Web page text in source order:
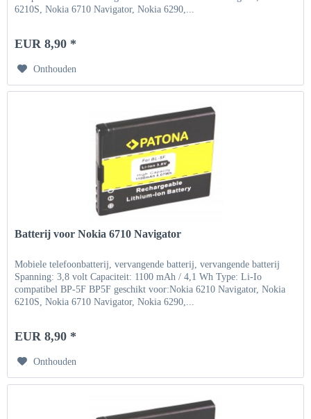
6210S, Nokia 6710 Navigator, Nokia 6290,...
EUR 8,90 *
Onthouden
Batterij voor Nokia 6710 Navigator
Mobiele telefoonbatterij, vervangende batterij, vervangende batterij
Spanning: 3,8 volt Capaciteit: 1100 mAh / 4,1 Wh Type: Li-Io
compatibel BP-5F BP5F geschikt voor:Nokia 6210 Navigator, Nokia
6210S, Nokia 6710 Navigator, Nokia 6290,...
EUR 8,90 *
Onthouden